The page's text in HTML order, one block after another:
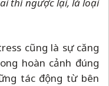
thì ngược lại, là loại
cũng là sự căng
hoàn cảnh đúng
tác động từ bên